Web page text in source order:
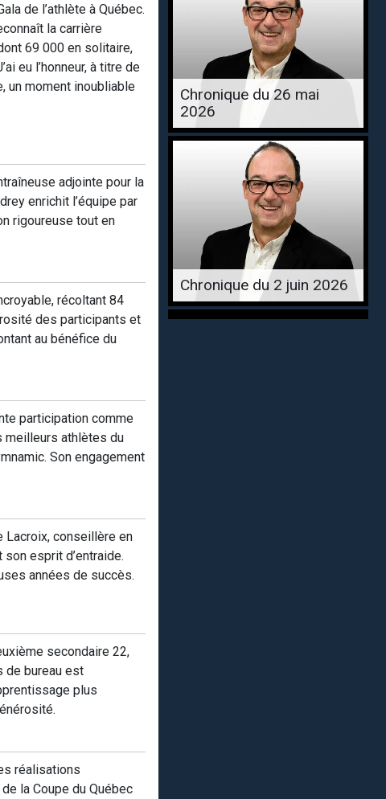
de l’athlète à Québec.
la carrière
69 000 en solitaire,
eu l’honneur, à titre de
un moment inoubliable
adjointe pour la
enrichit l’équipe par
rigoureuse tout en
récoltant 84
des participants et
au bénéfice du
participation comme
meilleurs athlètes du
Son engagement
Lacroix, conseillère en
esprit d’entraide.
années de succès.
secondaire 22,
de bureau est
plus
réalisations
la Coupe du Québec
Chronique du 26 mai
2026
Chronique du 2 juin 2026